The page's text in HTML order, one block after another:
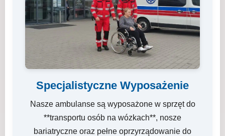
Specjalistyczne Wyposażenie
Nasze ambulanse są wyposażone w sprzęt do
**transportu osób na wózkach**, nosze
bariatryczne oraz pełne oprzyrządowanie do